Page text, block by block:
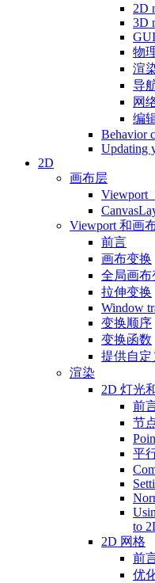
2D
3D
物
渲
导
网
编
Behavior
Updating
2D
画布层
Viewport
Viewport 和画
前言
画布变换
全局画布
拉伸变换
Window
变换顺序
变换函数
提供自定
渲染
2D 灯光
前
节
平
to
2D 网格
前
优